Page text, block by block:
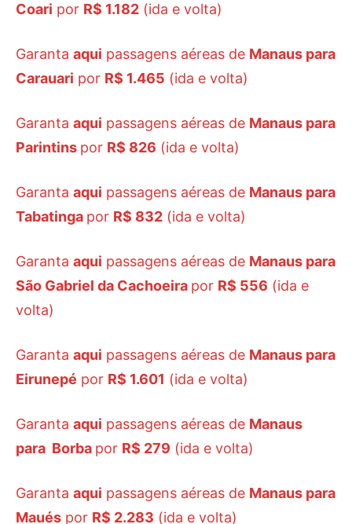
Coari por R$ 1.182 (ida e volta)
Garanta aqui passagens aéreas de Manaus para
Carauari por R$ 1.465 (ida e volta)
Garanta aqui passagens aéreas de Manaus para
Parintins por R$ 826 (ida e volta)
Garanta aqui passagens aéreas de Manaus para
Tabatinga por R$ 832 (ida e volta)
Garanta aqui passagens aéreas de Manaus para
São Gabriel da Cachoeira por R$ 556 (ida e
volta)
Garanta aqui passagens aéreas de Manaus para
Eirunepé por R$ 1.601 (ida e volta)
Garanta aqui passagens aéreas de Manaus
para Borba por R$ 279 (ida e volta)
Garanta aqui passagens aéreas de Manaus para
Maués por R$ 2.283 (ida e volta)